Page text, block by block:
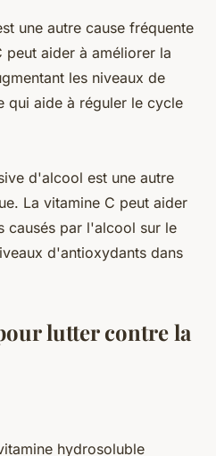
une autre cause fréquente
aider à améliorer la
les niveaux de
qui aide à réguler le cycle
d'alcool est une autre
La vitamine C peut aider
causés par l'alcool sur le
d'antioxydants dans
lutter contre la
hydrosoluble